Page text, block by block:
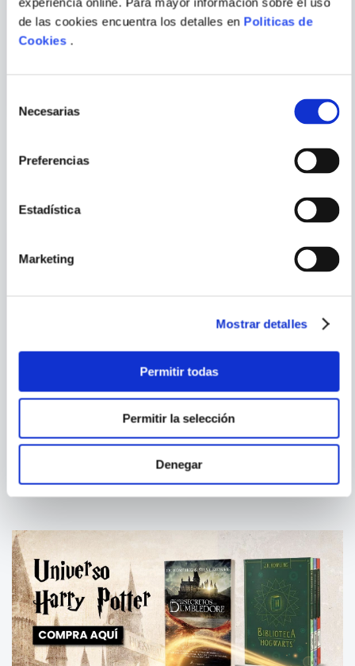
de las cookies encuentra los detalles en Politicas de
Cookies.
Necesarias
Preferencias
Estadística
Marketing
Mostrar detalles
Permitir todas
Permitir la selección
Denegar
SAMUEL BECKETT
ELEUTHERIA
VARIOS AUTORES
PORQUE TAMBIÉN
¿NO QUEDA NADIE VIVO?
VIVIAN MARTINEZ
TEXTOS DE MIGUEL RUBIO Y
CULTURAL YUYACHKANI
CONJUNTO